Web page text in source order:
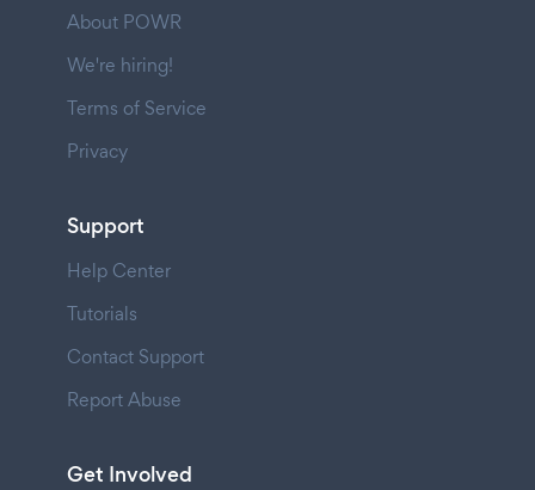
About POWR
We're hiring!
Terms of Service
Privacy
Support
Help Center
Tutorials
Contact Support
Report Abuse
Get Involved